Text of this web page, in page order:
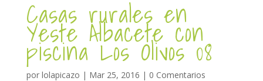
Casas rurales en
Yeste Albacete con
piscina Los Olivos 08
por lolapicazo | Mar 25, 2016 | 0 Comentarios